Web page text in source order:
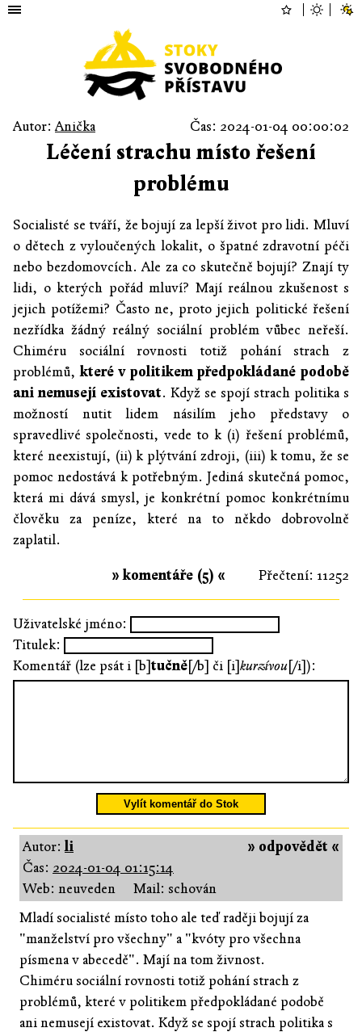
Autor:Anička Čas: 2024-01-04 00:00:02
Léčení strachu místo řešení
problému
Socialisté se tváří, že bojují za lepší život pro lidi. Mluví
o dětech z vyloučených lokalit, o špatné zdravotní péči
nebo bezdomovcích. Ale za co skutečně bojují? Znají ty
lidi, o kterých pořád mluví? Mají reálnou zkušenost s
jejich potížemi? Často ne, proto jejich politické řešení
nezřídka žádný reálný sociální problém vůbec neřeší.
Chiméru sociální rovnosti totiž pohání strach z
problémů,které v politikem předpokládané podobě
ani nemusejí existovat. Když se spojí strach politika s
možností nutit lidem násilím jeho představy o
spravedlivé společnosti, vede to k (i) řešení problémů,
které neexistují, (ii) k plýtvání zdroji, (iii) k tomu, že se
pomoc nedostává k potřebným. Jediná skutečná pomoc,
která mi dává smysl, je konkrétní pomoc konkrétnímu
člověku za peníze, které na to někdo dobrovolně
zaplatil.
Přečtení: 11252
» komentáře (5) «
Uživatelské jméno:
Titulek:
Komentář (lze psát i [b]tučně[/b] či [i]kurzívou[/i]):
Vylít komentář do Stok
» odpovědět «
Autor:li
Čas: 2024-01-04 01:15:14
Web: neuveden
Mail: schován
Mladí socialisté místo toho ale teď raději bojují za
"manželství pro všechny" a "kvóty pro všechna
písmena v abecedě". Mají na tom živnost.
Chiméru sociální rovnosti totiž pohání strach z
problémů, které v politikem předpokládané podobě
ani nemusejí existovat. Když se spojí strach politika s